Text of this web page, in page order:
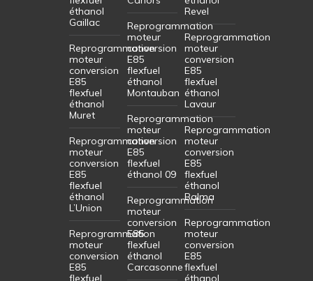
éthanol
Gaillac
Reprogrammation
moteur
conversion
E85
flexfuel
éthanol
Muret
Reprogrammation
moteur
conversion
E85
flexfuel
éthanol
L’Union
Reprogrammation
moteur
conversion
E85
flexfuel
Reprogrammation
moteur
conversion
E85
flexfuel
éthanol
Montauban
Reprogrammation
moteur
conversion
E85
flexfuel
éthanol 09
Reprogrammation
moteur
conversion
E85
flexfuel
éthanol
Carcasonne
Revel
Reprogrammation
moteur
conversion
E85
flexfuel
éthanol
Lavaur
Reprogrammation
moteur
conversion
E85
flexfuel
éthanol
Balma
Reprogrammation
moteur
conversion
E85
flexfuel
éthanol